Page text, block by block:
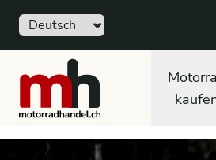
Sprache
motorradhandel.ch